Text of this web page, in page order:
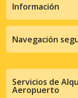
Información
Navegación
Servicios de
Aeropuerto